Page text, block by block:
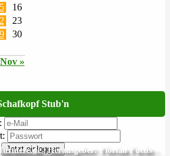
Nov »
16
23
30
Stub'n
Jetzt einloggen| Herausgeber: Florian Fuchs -